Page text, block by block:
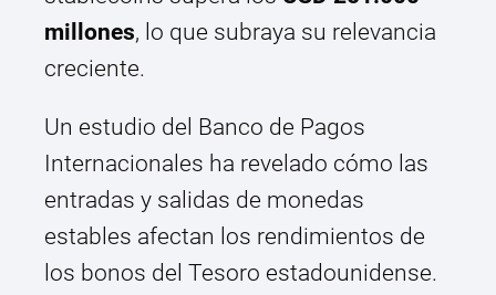
millones, lo que subraya su relevancia
creciente.
Un estudio del Banco de Pagos
Internacionales ha revelado cómo las
entradas y salidas de monedas
estables afectan los rendimientos de
los bonos del Tesoro estadounidense.